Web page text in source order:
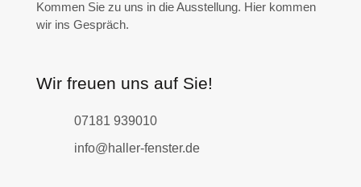
Kommen Sie zu uns in die Ausstellung. Hier kommen
wir ins Gespräch.
Wir freuen uns auf Sie!
07181 939010
info@haller-fenster.de